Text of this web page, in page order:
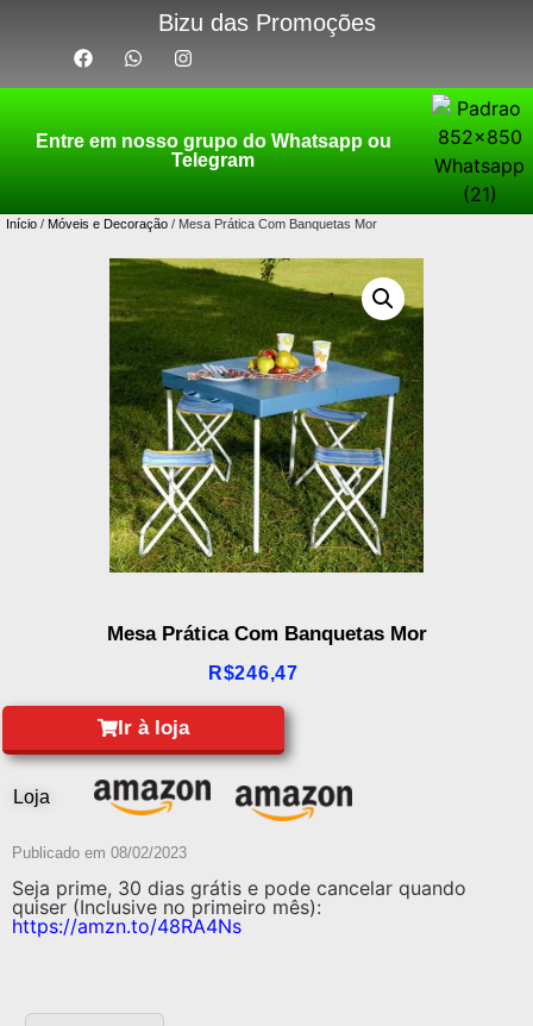
Bizu das Promoções
Entre em nosso grupo do Whatsapp ou
Telegram
Início / Móveis e Decoração / Mesa Prática Com Banquetas Mor
Mesa Prática Com Banquetas Mor
R$246,47
Ir à loja
Loja
Publicado em 08/02/2023
Seja prime, 30 dias grátis e pode cancelar quando
quiser (Inclusive no primeiro mês):
https://amzn.to/48RA4Ns